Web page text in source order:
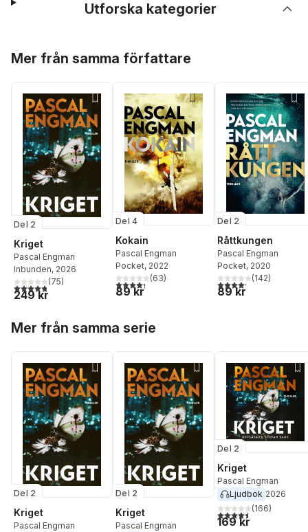
Utforska kategorier
Mer från samma författare
Del 2
Kriget
Pascal Engman
Inbunden, 2026
4,8utav 5 stjärnor. Totalt antal röster:
(75)
249 kr
Del 4
Kokain
Pascal Engman
Pocket, 2022
4,3utav 5 stjärnor. Totalt antal röster:
(63)
89 kr
Del 2
Råttkungen
Pascal Engman
Pocket, 2020
4,2utav 5 stjärnor.
(142)
89 kr
Mer från samma serie
Del 2
Kriget
Pascal Engman
Del 2
Kriget
Pascal Engman
Del 2
Kriget
Pascal Engman
Ljudbok 2026
4,5utav 5 stjärnor.
(166)
169 kr